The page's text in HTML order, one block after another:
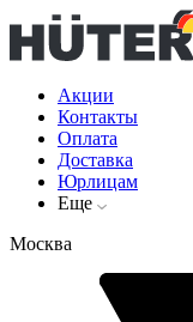
Акции
Контакты
Оплата
Доставка
Юрлицам
Еще
Москва